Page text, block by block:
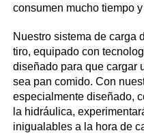
consumen mucho tiempo
Nuestro sistema de carga
tiro, equipado con
diseñado para que cargar
sea pan comido. Con
especialmente diseñado,
la hidráulica,
inigualables a la hora de